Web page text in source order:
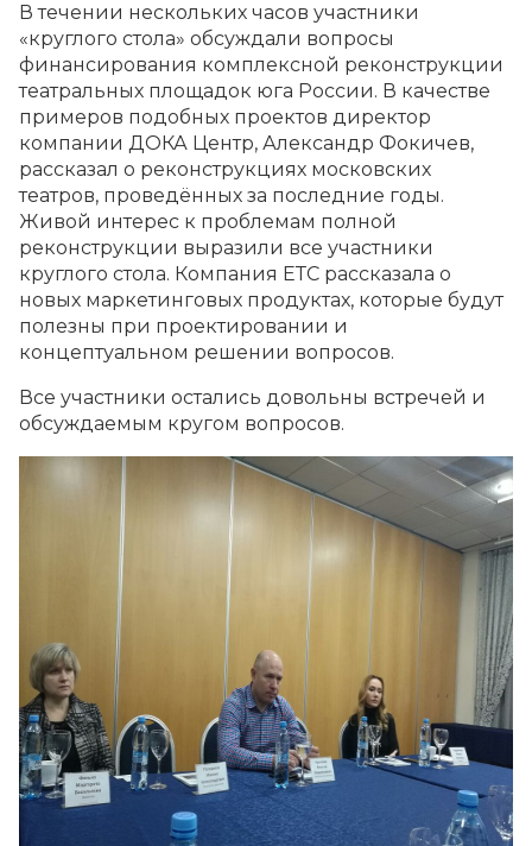
В течении нескольких часов участники
«круглого стола» обсуждали вопросы
финансирования комплексной реконструкции
театральных площадок юга России. В качестве
примеров подобных проектов директор
компании ДОКА Центр, Александр Фокичев,
рассказал о реконструкциях московских
театров, проведённых за последние годы.
Живой интерес к проблемам полной
реконструкции выразили все участники
круглого стола. Компания ЕТС рассказала о
новых маркетинговых продуктах, которые будут
полезны при проектировании и
концептуальном решении вопросов.
Все участники остались довольны встречей и
обсуждаемым кругом вопросов.